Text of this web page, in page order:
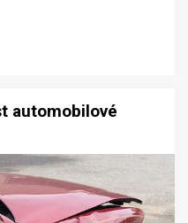
automobilové